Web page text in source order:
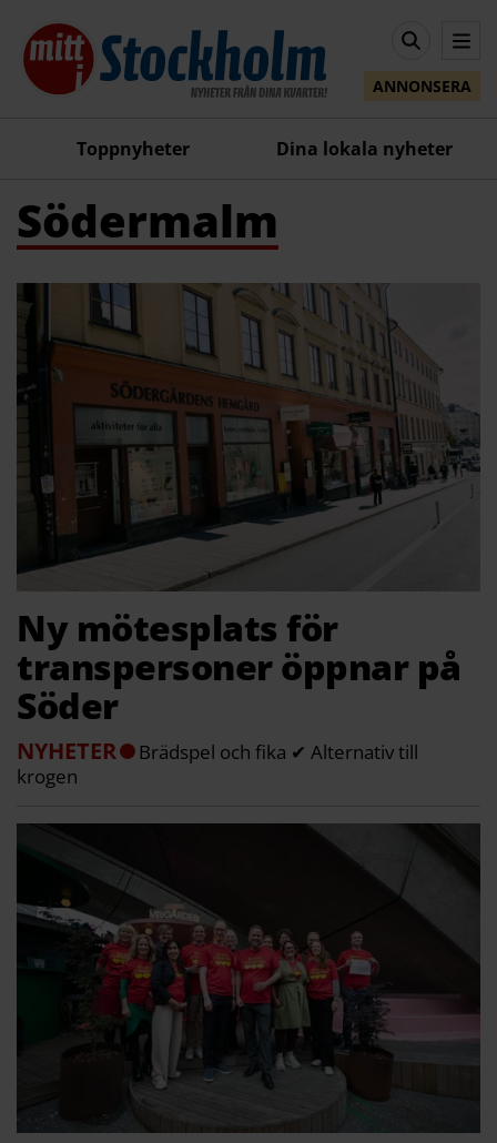
ANNONSERA
Toppnyheter Dina lokala nyheter
Södermalm
Ny mötesplats för
transpersoner öppnar på
Söder
NYHETER
Brädspel och fika ✔ Alternativ till
krogen